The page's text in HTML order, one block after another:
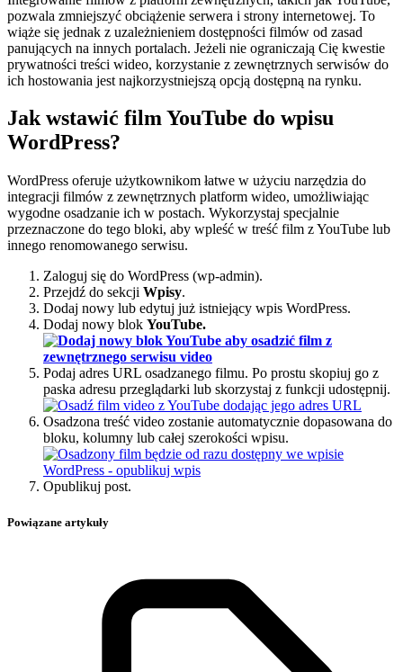
pozwala zmniejszyć obciążenie serwera i strony internetowej. To
wiąże się jednak z uzależnieniem dostępności filmów od zasad
panujących na innych portalach. Jeżeli nie ograniczają Cię kwestie
prywatności treści wideo, korzystanie z zewnętrznych serwisów do
ich hostowania jest najkorzystniejszą opcją dostępną na rynku.
Jak wstawić film YouTube do wpisu
WordPress?
WordPress oferuje użytkownikom łatwe w użyciu narzędzia do
integracji filmów z zewnętrznych platform wideo, umożliwiając
wygodne osadzanie ich w postach. Wykorzystaj specjalnie
przeznaczone do tego bloki, aby wpleść w treść film z YouTube lub
innego renomowanego serwisu.
Zaloguj się do WordPress (wp-admin).
Przejdź do sekcji Wpisy.
Dodaj nowy lub edytuj już istniejący wpis WordPress.
Dodaj nowy blok YouTube.
Podaj adres URL osadzanego filmu. Po prostu skopiuj go z
paska adresu przeglądarki lub skorzystaj z funkcji udostępnij.
Osadzona treść video zostanie automatycznie dopasowana do
bloku, kolumny lub całej szerokości wpisu.
Opublikuj post.
Powiązane artykuły